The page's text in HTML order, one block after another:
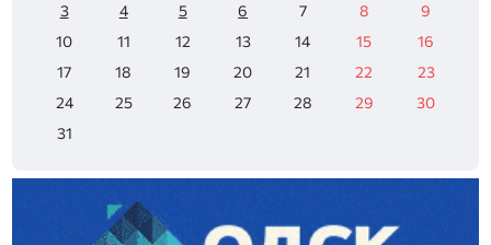
3
4 5 6 7 8
9
10
11 12 13 14 15
16
17
18 19 20 21 22
23
24
25 26 27 28 29
30
31